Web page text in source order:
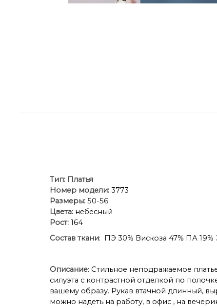
Тип: Платья
Номер модели: 3773
Размеры: 50-56
Цвета: небесный
Рост: 164
Состав ткани: ПЭ 30% Вискоза 47% ПА 19%
Описание: Стильное неподражаемое
силуэта с контрастной отделкой по
вашему образу. Рукав втачной длинный,
можно надеть на работу, в офис , на